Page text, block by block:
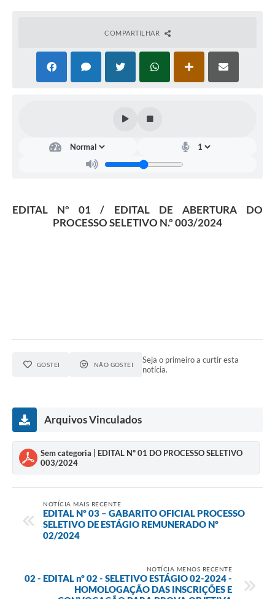
COMPARTILHAR
EDITAL Nº 01 / EDITAL DE ABERTURA DO
PROCESSO SELETIVO N.º 003/2024
GOSTEI NÃO GOSTEI
Seja o primeiro a curtir esta
notícia.
Arquivos Vinculados
Sem categoria | EDITAL Nº 01 DO PROCESSO SELETIVO
003/2024
NOTÍCIA MAIS RECENTE
EDITAL Nº 03 – GABARITO OFICIAL PROCESSO
SELETIVO DE ESTÁGIO REMUNERADO Nº
02/2024
NOTÍCIA MENOS RECENTE
02 - EDITAL nº 02 - SELETIVO ESTÁGIO 02-2024 -
HOMOLOGAÇÃO DAS INSCRIÇÕES E